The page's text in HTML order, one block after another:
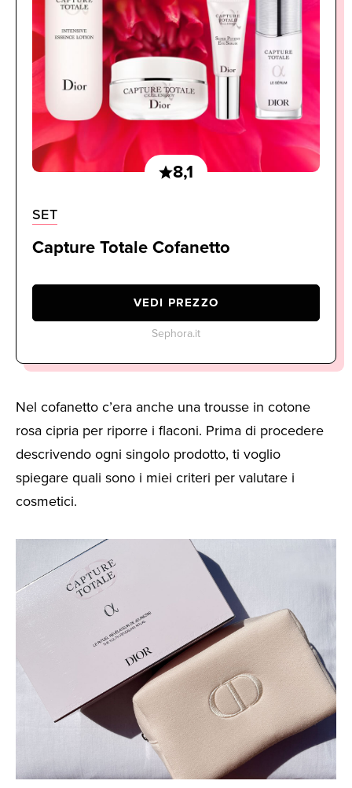
8,1
SET
Capture Totale Cofanetto
VEDI PREZZO
Sephora.it
Nel cofanetto c’era anche una trousse in cotone
rosa cipria per riporre i flaconi. Prima di procedere
descrivendo ogni singolo prodotto, ti voglio
spiegare quali sono i miei criteri per valutare i
cosmetici.